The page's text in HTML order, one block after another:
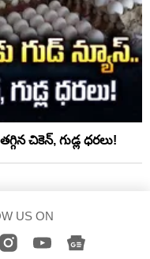
చికెన్, గుడ్ల ధరలు!
US ON